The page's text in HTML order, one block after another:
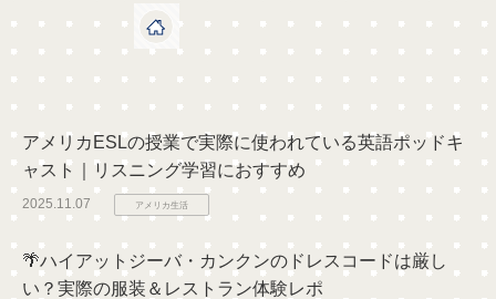
アメリカESLの授業で実際に使われている英語ポッドキ
ャスト｜リスニング学習におすすめ
2025.11.07 アメリカ生活
🌴ハイアットジーバ・カンクンのドレスコードは厳し
い？実際の服装＆レストラン体験レポ